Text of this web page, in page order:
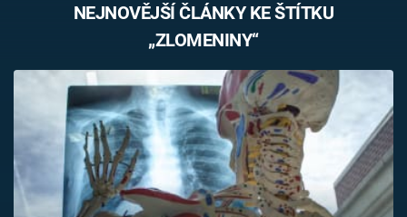
Témata
Pořady
TV Program
NEJNOVĚJŠÍ ČLÁNKY KE ŠTÍTKU
„ZLOMENINY“